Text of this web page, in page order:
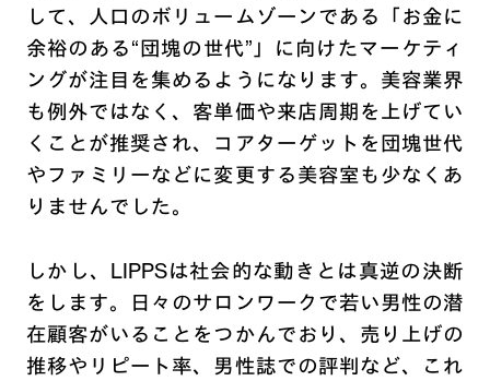
して、人口のボリュームゾーンである「お金に
余裕のある“団塊の世代”」に向けたマーケティ
ングが注目を集めるようになります。美容業界
も例外ではなく、客単価や来店周期を上げてい
くことが推奨され、コアターゲットを団塊世代
やファミリーなどに変更する美容室も少なくあ
りませんでした。
しかし、LIPPSは社会的な動きとは真逆の決断
をします。日々のサロンワークで若い男性の潜
在顧客がいることをつかんでおり、売り上げの
推移やリピート率、男性誌での評判など、これ